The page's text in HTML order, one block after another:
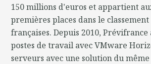
150 millions d'euros et appartient
premières places dans le
françaises. Depuis 2010, Prévifrance
postes de travail avec VMware
serveurs avec une solution du